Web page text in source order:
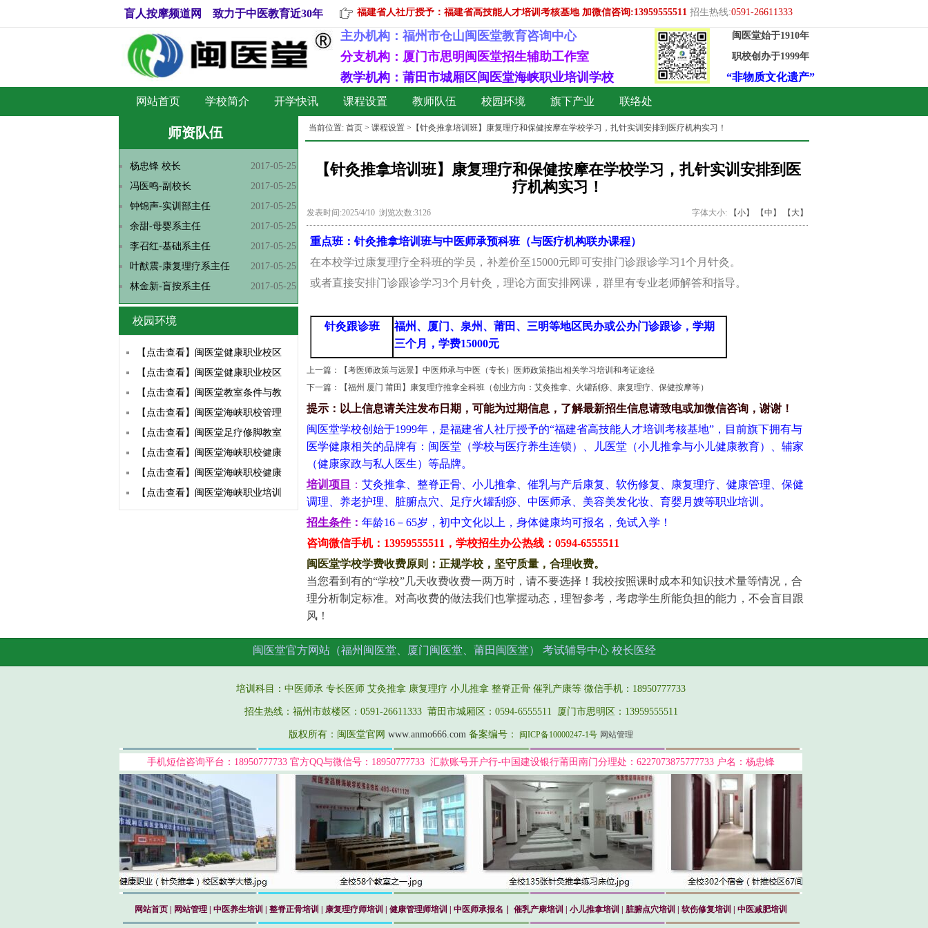
网站首页 学校简介 开学快讯 课程设置 教师队伍 校园环境 旗下产业 联络处
盲人按摩频道网 致力于中医教育近30年 福建省人社厅授予：福建省高技能人才培训考核基地 加微信咨询:13959555511 招生热线:0591-26611333
主办机构： 福州市仓山闽医堂教育咨询中心
分支机构：厦门市思明闽医堂招生辅助工作室
教学机构：莆田市城厢区闽医堂海峡职业培训学校
闽医堂始于1910年
职校创办于1999年
“非物质文化遗产”
师资队伍
2017-05-25
杨忠锋 校长
2017-05-25
冯医鸣-副校长
2017-05-25
钟锦声-实训部主任
2017-05-25
余甜-母婴系主任
2017-05-25
李召红-基础系主任
2017-05-25
叶猷震-康复理疗系主任
2017-05-25
林金新-盲按系主任
校园环境
【点击查看】闽医堂健康职业校区
【点击查看】闽医堂健康职业校区
【点击查看】闽医堂教室条件与教
【点击查看】闽医堂海峡职校管理
【点击查看】闽医堂足疗修脚教室
【点击查看】闽医堂海峡职校健康
【点击查看】闽医堂海峡职校健康
【点击查看】闽医堂海峡职业培训
当前位置: 首页 > 课程设置 >【针灸推拿培训班】康复理疗和保健按摩在学校学习，扎针实训安排到医疗机构实习！
【针灸推拿培训班】康复理疗和保健按摩在学校学习，扎针实训安排到医
疗机构实习！
发表时间:2025/4/10 浏览次数:3126 字体大小: 【小】 【中】 【大】
重点班：针灸推拿培训 班与中医师承预科班 （与医疗机构联办课程）
在本校学过康复理疗全科班的学员，补差价至15000元即可安排门诊跟诊学习1个月针灸。
或者直接安排门诊跟诊学习3个月针灸，理论方面安排网课，群里有专业老师解答和指导。
针灸跟诊班
福州、厦门、泉州、莆田、三明等地区民办或公办门诊跟诊，学期
三个月，学费15000元
上一篇：
【考医师政策与远景】中医师承与中医（专长）医师政策指出相关学习培训和考证途径
下一篇：
【福州 厦门 莆田】康复理疗推拿全科班（创业方向：艾灸推拿、火罐刮痧、康复理疗、保健按摩等）
提示：以上信息请关注发布日期，可能为过期信息，了解最新招生信息请致电或加微信咨询，谢谢！
闽医堂学校创始于1999年，是福建省人社厅授予的“福建省高技能人才培训考核基地”，目前旗下拥有与
医学健康相关的品牌有：闽医堂（学校与医疗养生连锁）、儿医堂（小儿推拿与小儿健康教育）、辅家
（健康家政与私人医生）等品牌。
培训项目
： 艾灸推拿、整脊正骨、小儿推拿、催乳与产后康复、软伤修复、康复理疗、健康管理、保健
调理、养老护理、脏腑点穴、足疗火罐刮痧、中医师承、美容美发化妆、育婴月嫂等职业培训。
招生条件： 年龄16－65岁，初中文化以上，身体健康均可报名，免试入学！
咨询微信手机：13959555511，学校招生办公热线：0594-6555511
闽医堂学校学费收费原则 ：正规学校，坚守质量，合理收费。
当您看到有的“学校”几天收费收费一两万时，请不要选择！ 我校按照课时成本和知识技术量等情况， 合
理分析制定标准。对高收费的做法我们也掌握动态，理智参考，考虑学生所能负担的能力， 不会盲目跟
风！
培训科目：中医师承 专长医师 艾灸推拿 康复理疗 小儿推拿 整脊正骨 催乳产康等 微信手机：18950777733
招生热线：福州市鼓楼区：0591-26611333 莆田市城厢区：0594-6555511 厦门市思明区：13959555511
版权所有：闽医堂官网 www.anmo666.com 备案编号： 闽ICP备10000247-1号 网站管理
手机短信咨询平台：18950777733 官方QQ与微信号：18950777733 汇款账号开户行-中国建设银行莆田南门分理处：6227073875777733 户名：杨忠锋
网站首页 网站管理 中医养生培训 整脊正骨培训 康复理疗师培训 健康管理师培训 | 中医师承报名｜ 催乳产康培训 小儿推拿培训 脏腑点穴培训 | 软伤修复培训 | 中医减肥培训
闽医堂官方网站（福州闽医堂、厦门闽医堂、莆田闽医堂） 考试辅导中心 校长医经